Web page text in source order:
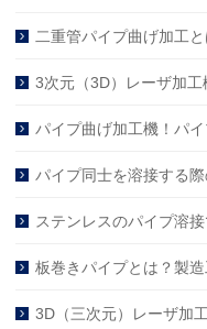
二重管パイプ曲げ加工と
3次元（3D）レーザ加工
パイプ曲げ加工機！パ
パイプ同士を溶接する際
ステンレスのパイプ溶
板巻きパイプとは？製
3D（三次元）レーザ加